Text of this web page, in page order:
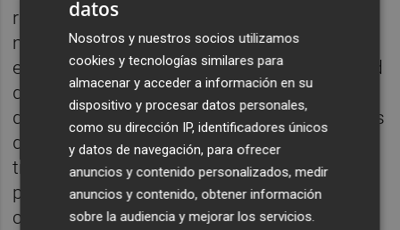
regulan su ámbito de actuación. Falta aún
mucho camino por andar para que las
empresas tomen conciencia de la necesidad
de implantar el buen gobierno corporativo y,
dentro del mismo, la adopción de programas
de prevención de riesgos penales y
tributarios, pero se está avanzando
paulatinamente y veremos en poco tiempo
cómo se extiende a la generalidad de las
datos
Nosotros y nuestros socios utilizamos
cookies y tecnologías similares para
almacenar y acceder a información en su
dispositivo y procesar datos personales,
como su dirección IP, identificadores únicos
y datos de navegación, para ofrecer
anuncios y contenido personalizados, medir
anuncios y contenido, obtener información
sobre la audiencia y mejorar los servicios.